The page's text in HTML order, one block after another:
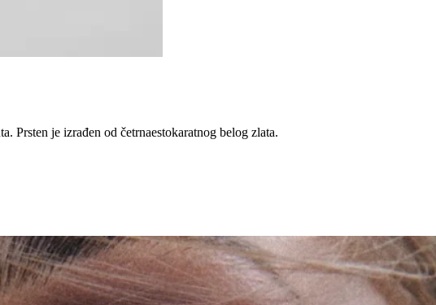
Prsten je izrađen od četrnaestokaratnog belog zlata.